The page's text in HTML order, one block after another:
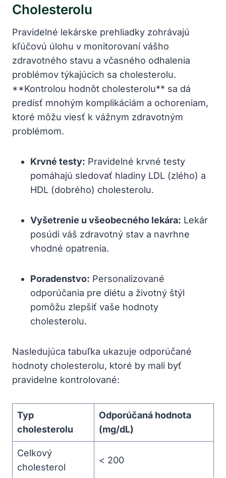
Cholesterolu
Pravidelné lekárske prehliadky zohrávajú
kľúčovú úlohu v monitorovaní vášho
zdravotného stavu a včasného odhalenia
problémov týkajúcich sa cholesterolu.
**Kontrolou hodnôt cholesterolu** sa dá
predísť mnohým komplikáciám a ochoreniam,
ktoré môžu viesť k vážnym zdravotným
problémom.
Krvné testy: Pravidelné krvné testy
pomáhajú sledovať hladiny LDL (zlého) a
HDL (dobrého) cholesterolu.
Vyšetrenie u všeobecného lekára: Lekár
posúdi váš zdravotný stav a navrhne
vhodné opatrenia.
Poradenstvo: Personalizované
odporúčania pre diétu a životný štýl
pomôžu zlepšiť vaše hodnoty
cholesterolu.
Nasledujúca tabuľka ukazuje odporúčané
hodnoty cholesterolu, ktoré by mali byť
pravidelne kontrolované:
Typ
cholesterolu
Odporúčaná hodnota
(mg/dL)
Celkový
cholesterol
< 200